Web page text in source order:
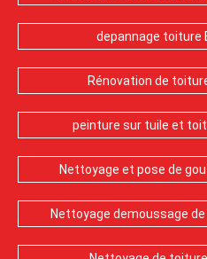
depannage toiture
Rénovation de
peinture sur tuile et
Nettoyage et pose de
Nettoyage demoussage